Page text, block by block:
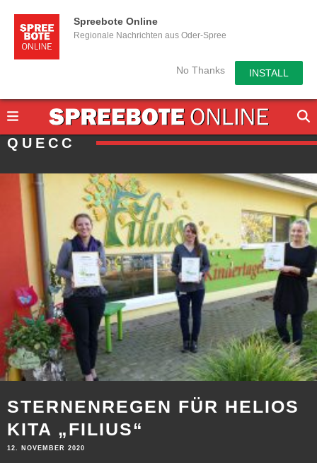
Spreebote Online
Regionale Nachrichten aus Oder-Spree
No Thanks INSTALL
QUECC
STERNENREGEN FÜR HELIOS
KITA „FILIUS“
12. NOVEMBER 2020